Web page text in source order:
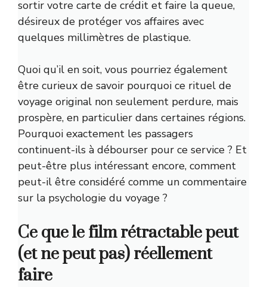
sortir votre carte de crédit et faire la queue,
désireux de protéger vos affaires avec
quelques millimètres de plastique.
Quoi qu’il en soit, vous pourriez également
être curieux de savoir pourquoi ce rituel de
voyage original non seulement perdure, mais
prospère, en particulier dans certaines régions.
Pourquoi exactement les passagers
continuent-ils à débourser pour ce service ? Et
peut-être plus intéressant encore, comment
peut-il être considéré comme un commentaire
sur la psychologie du voyage ?
Ce que le film rétractable peut
(et ne peut pas) réellement
faire